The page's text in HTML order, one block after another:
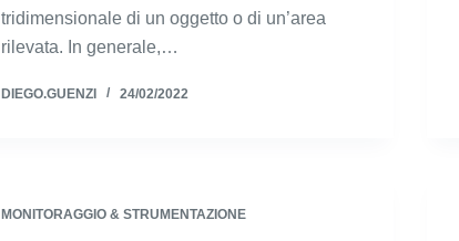
tridimensionale di un oggetto o di un’area
rilevata. In generale,…
DIEGO.GUENZI 24/02/2022
MONITORAGGIO & STRUMENTAZIONE